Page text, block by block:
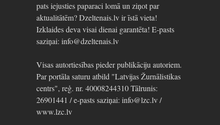
pats iejusties paparaci lomā un ziņot par
aktualitātēm? Dzeltenais.lv ir īstā vieta!
Izklaides deva visai dienai garantēta! E-pasts
saziņai: info@dzeltenais.lv
Visas autortiesības pieder publikāciju autoriem.
Par portāla saturu atbild "Latvijas Žurnālistikas
centrs", reģ. nr. 40008244310 Tālrunis:
26901441 / e-pasts saziņai: info@lzc.lv /
www.lzc.lv